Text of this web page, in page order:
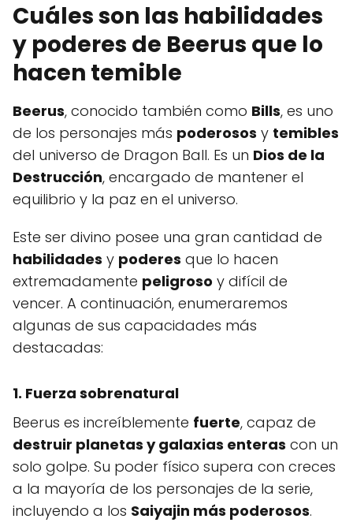
Cuáles son las habilidades
y poderes de Beerus que lo
hacen temible
Beerus, conocido también como Bills, es uno
de los personajes más poderosos y temibles
del universo de Dragon Ball. Es un Dios de la
Destrucción, encargado de mantener el
equilibrio y la paz en el universo.
Este ser divino posee una gran cantidad de
habilidades y poderes que lo hacen
extremadamente peligroso y difícil de
vencer. A continuación, enumeraremos
algunas de sus capacidades más
destacadas:
1. Fuerza sobrenatural
Beerus es increíblemente fuerte, capaz de
destruir planetas y galaxias enteras con un
solo golpe. Su poder físico supera con creces
a la mayoría de los personajes de la serie,
incluyendo a los Saiyajin más poderosos.